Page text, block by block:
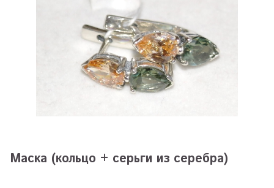
Маска (кольцо + серьги из серебра)